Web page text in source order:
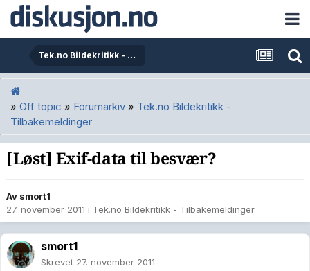
Tek.no Bildekritikk - Tilbakemeldinger
» Off topic » Forumarkiv » Tek.no Bildekritikk -
Tilbakemeldinger
[Løst] Exif-data til besvær?
Av smort1
27. november 2011 i Tek.no Bildekritikk - Tilbakemeldinger
smort1
Skrevet 27. november 2011